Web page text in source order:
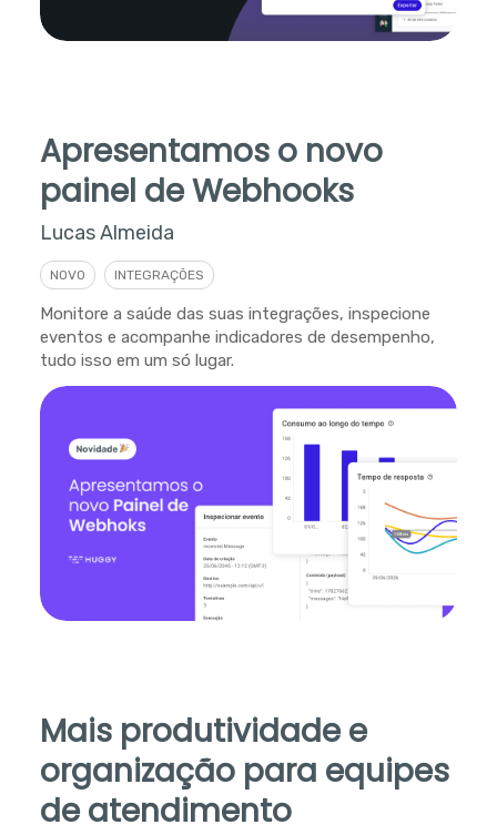
Apresentamos o novo
painel de Webhooks
Lucas Almeida
NOVO INTEGRAÇÕES
Monitore a saúde das suas integrações, inspecione
eventos e acompanhe indicadores de desempenho,
tudo isso em um só lugar.
Mais produtividade e
organização para equipes
de atendimento